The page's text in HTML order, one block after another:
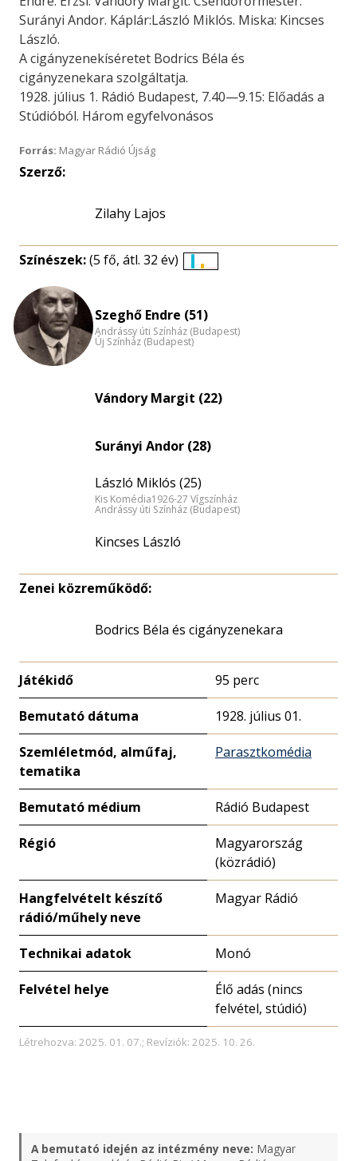
Surányi Andor. Káplár:László Miklós. Miska: Kincses
László.
A cigányzenekíséretet Bodrics Béla és
cigányzenekara szolgáltatja.
1928. július 1. Rádió Budapest, 7.40—9.15: Előadás a
Stúdióból. Három egyfelvonásos
Forrás: Magyar Rádió Újság
Szerző:
Zilahy Lajos
Színészek:(5 fő, átl. 32 év)
nagyítása
Szeghő Endre (51)
Andrássy úti Színház (Budapest)
Új Színház (Budapest)
Vándory Margit (22)
Surányi Andor (28)
László Miklós (25)
Kis Komédia1926-27 Vígszínház
Andrássy úti Színház (Budapest)
Kincses László
Zenei közreműködő:
Bodrics Béla és cigányzenekara
Játékidő 95 perc
Bemutató dátuma 1928. július 01.
Szemléletmód, alműfaj,
tematika
Parasztkomédia
Bemutató médium Rádió Budapest
Régió
Magyarország
(közrádió)
Hangfelvételt készítő
rádió/műhely neve
Magyar Rádió
Technikai adatok Monó
Felvétel helye
Élő adás (nincs
felvétel, stúdió)
Létrehozva: 2025. 01. 07.; Revíziók: 2025. 10. 26.
A bemutató idején az intézmény neve: Magyar